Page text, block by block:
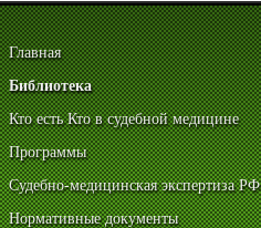
Главная
Библиотека
Кто есть Кто в судебной медицине
Программы
Судебно-медицинская экспертиза РФ
Нормативные документы